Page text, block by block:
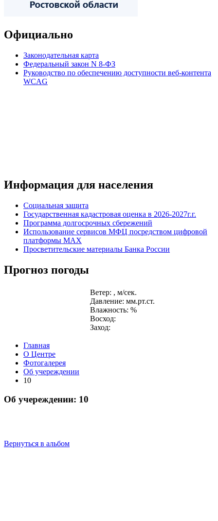
Официально
Законодательная карта
Федеральный закон N 8-ФЗ
Руководство по обеспечению доступности веб-контента
WCAG
Информация для населения
Социальная защита
Государственная кадастровая оценка в 2026-2027г.г.
Программа долгосрочных сбережений
Использование сервисов МФЦ посредством цифровой
платформы MAX
Просветительские материалы Банка России
Прогноз погоды
Ветер: , м/сек.
Давление: мм.рт.ст.
Влажность: %
Восход:
Заход:
Главная
О Центре
Фотогалерея
Об учереждении
10
Об учереждении: 10
Вернуться в альбом